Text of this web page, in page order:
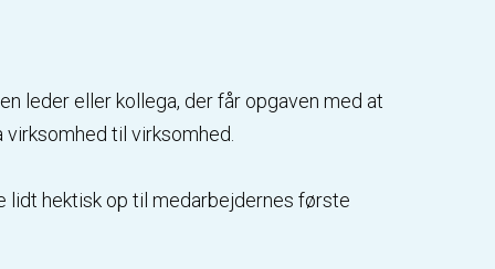
leder eller kollega, der får opgaven med at
til virksomhed.
hektisk op til medarbejdernes første